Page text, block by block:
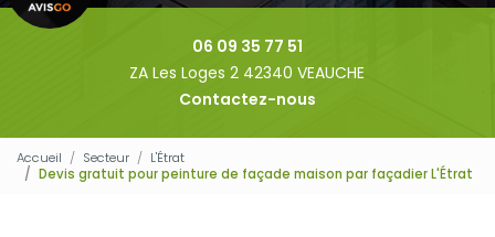
06 09 35 77 51
ZA Les Loges 2 42340 VEAUCHE
Contactez-nous
Accueil Secteur
L'Étrat
Devis gratuit pour peinture de façade maison par façadier L'Étrat